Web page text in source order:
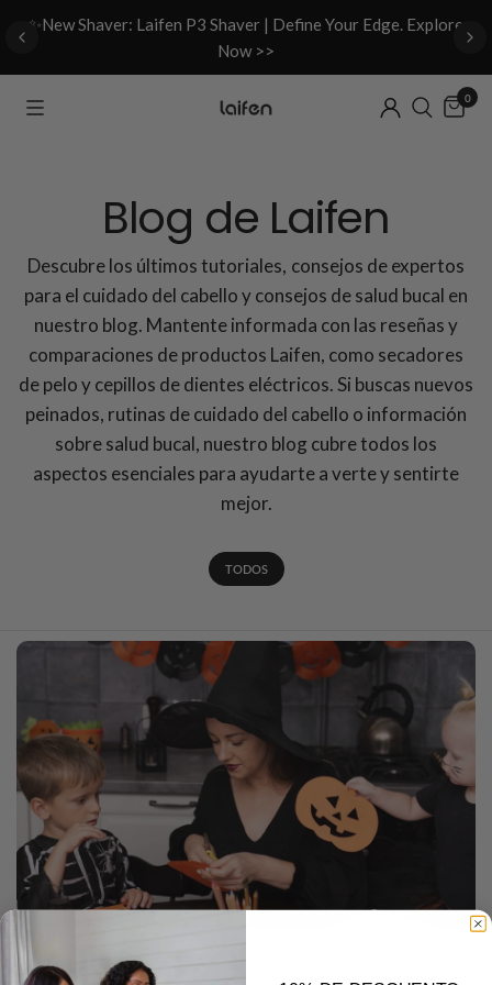
✨New Shaver: Laifen P3 Shaver | Define Your Edge. Explore
Now >>
0
Blog de Laifen
Descubre los últimos tutoriales, consejos de expertos
para el cuidado del cabello y consejos de salud bucal en
nuestro blog. Mantente informada con las reseñas y
comparaciones de productos Laifen, como secadores
de pelo y cepillos de dientes eléctricos. Si buscas nuevos
peinados, rutinas de cuidado del cabello o información
sobre salud bucal, nuestro blog cubre todos los
aspectos esenciales para ayudarte a verte y sentirte
mejor.
TODOS
14 DE OCTUBRE DE 2024